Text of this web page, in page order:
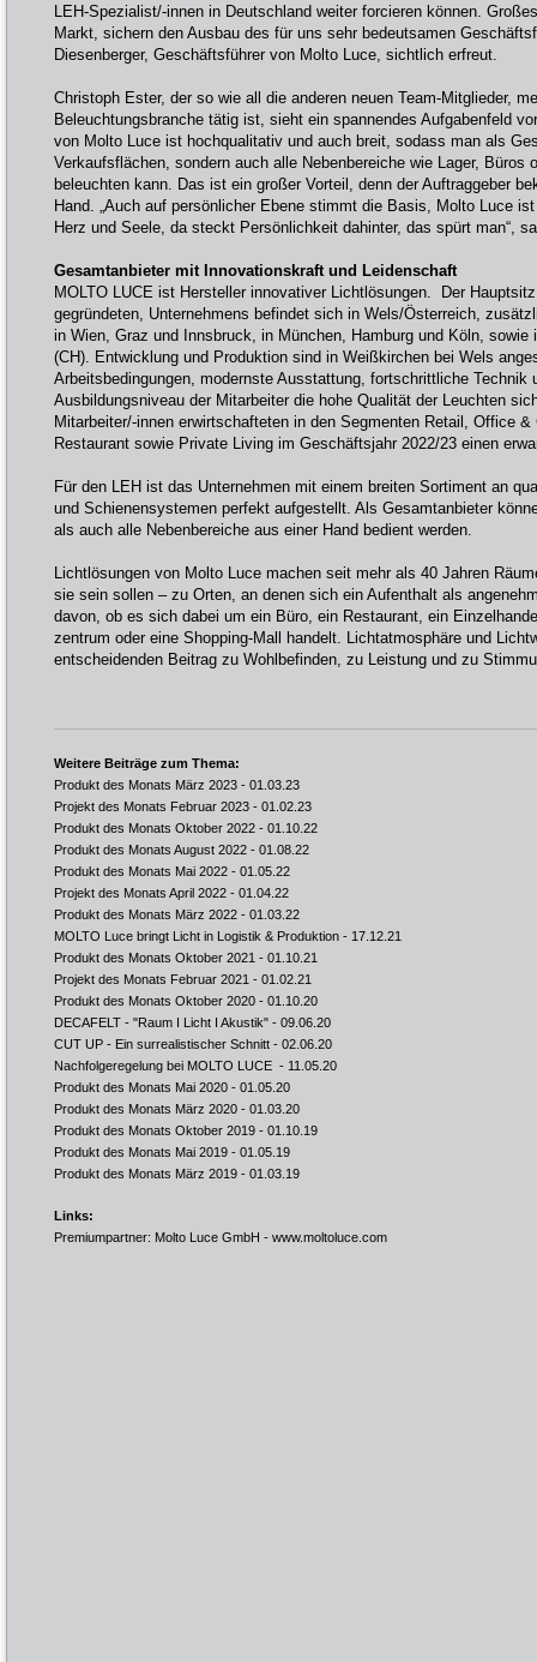
LEH-Spezialist/-innen in Deutschland weiter forcieren können.
Markt, sichern den Ausbau des für uns sehr bedeutsamen
Diesenberger, Geschäftsführer von Molto Luce, sichtlich erfreut.
Christoph Ester, der so wie all die anderen neuen Team-Mitglieder,
Beleuchtungsbranche tätig ist, sieht ein spannendes Aufgabenfeld
von Molto Luce ist hochqualitativ und auch breit, sodass man als
Verkaufsflächen, sondern auch alle Nebenbereiche wie Lager, Büros
beleuchten kann. Das ist ein großer Vorteil, denn der Auftraggeber
Hand. „Auch auf persönlicher Ebene stimmt die Basis, Molto Luce
Herz und Seele, da steckt Persönlichkeit dahinter, das spürt man“,
Gesamtanbieter mit Innovationskraft und Leidenschaft
MOLTO LUCE ist Hersteller innovativer Lichtlösungen. Der
gegründeten, Unternehmens befindet sich in Wels/Österreich,
in Wien, Graz und Innsbruck, in München, Hamburg und Köln, sowie
(CH). Entwicklung und Produktion sind in Weißkirchen bei Wels
Arbeitsbedingungen, modernste Ausstattung, fortschrittliche Technik
Ausbildungsniveau der Mitarbeiter die hohe Qualität der Leuchten
Mitarbeiter/-innen erwirtschafteten in den Segmenten Retail, Office
Restaurant sowie Private Living im Geschäftsjahr 2022/23 einen
Für den LEH ist das Unternehmen mit einem breiten Sortiment an
und Schienensystemen perfekt aufgestellt. Als Gesamtanbieter
als auch alle Nebenbereiche aus einer Hand bedient werden.
Lichtlösungen von Molto Luce machen seit mehr als 40 Jahren
sie sein sollen – zu Orten, an denen sich ein Aufenthalt als
davon, ob es sich dabei um ein Büro, ein Restaurant, ein
zentrum oder eine Shopping-Mall handelt. Lichtatmosphäre und
entscheidenden Beitrag zu Wohlbefinden, zu Leistung und zu
Weitere Beiträge zum Thema:
Produkt des Monats März 2023 - 01.03.23
Projekt des Monats Februar 2023 - 01.02.23
Produkt des Monats Oktober 2022 - 01.10.22
Produkt des Monats August 2022 - 01.08.22
Produkt des Monats Mai 2022 - 01.05.22
Projekt des Monats April 2022 - 01.04.22
Produkt des Monats März 2022 - 01.03.22
MOLTO Luce bringt Licht in Logistik & Produktion - 17.12.21
Produkt des Monats Oktober 2021 - 01.10.21
Projekt des Monats Februar 2021 - 01.02.21
Produkt des Monats Oktober 2020 - 01.10.20
DECAFELT - "Raum I Licht I Akustik" - 09.06.20
CUT UP - Ein surrealistischer Schnitt - 02.06.20
Nachfolgeregelung bei MOLTO LUCE - 11.05.20
Produkt des Monats Mai 2020 - 01.05.20
Produkt des Monats März 2020 - 01.03.20
Produkt des Monats Oktober 2019 - 01.10.19
Produkt des Monats Mai 2019 - 01.05.19
Produkt des Monats März 2019 - 01.03.19
Links:
Premiumpartner: Molto Luce GmbH - www.moltoluce.com